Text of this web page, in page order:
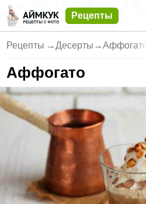
Рецепты
Рецепты →Десерты →Аффогато
Аффогато